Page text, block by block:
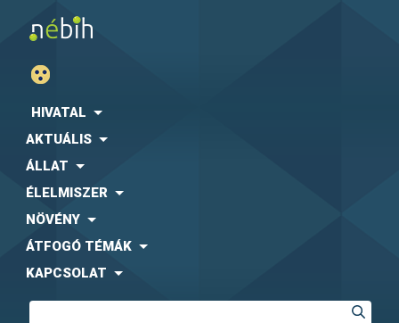
HIVATAL
AKTUÁLIS
ÁLLAT
ÉLELMISZER
NÖVÉNY
ÁTFOGÓ TÉMÁK
KAPCSOLAT